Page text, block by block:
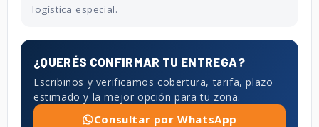
logística especial.
¿QUERÉS CONFIRMAR TU ENTREGA?
Escribinos y verificamos cobertura, tarifa, plazo
estimado y la mejor opción para tu zona.
Consultar por WhatsApp